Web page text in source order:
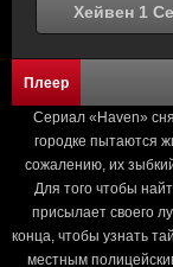
Хейвен 1
Плеер
Сериал «Haven»
городке пытаются
сожалению, их
Для того чтобы
присылает своего
конца, чтобы узнать
местным